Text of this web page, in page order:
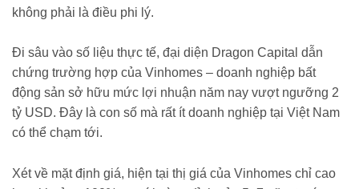
không phải là điều phi lý.
Đi sâu vào số liệu thực tế, đại diện Dragon Capital dẫn
chứng trường hợp của Vinhomes – doanh nghiệp bất
động sản sở hữu mức lợi nhuận năm nay vượt ngưỡng 2
tỷ USD. Đây là con số mà rất ít doanh nghiệp tại Việt Nam
có thể chạm tới.
Xét về mặt định giá, hiện tại thị giá của Vinhomes chỉ cao